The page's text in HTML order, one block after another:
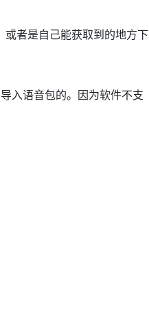
者是自己能获取到的地方下
入语音包的。因为软件不支